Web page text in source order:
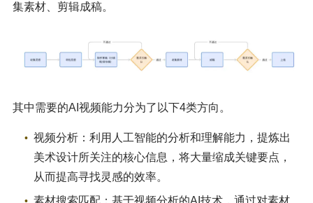
集素材、剪辑成稿。
其中需要的AI视频能力分为了以下4类方向。
视频分析：利用人工智能的分析和理解能力，提炼出
美术设计所关注的核心信息，将大量缩成关键要点，
从而提高寻找灵感的效率。
素材搜索匹配：基于视频分析的AI技术，通过对素材